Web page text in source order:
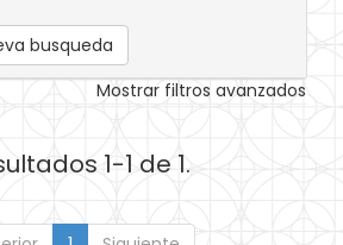
busqueda
Mostrar filtros avanzados
1-1 de 1.